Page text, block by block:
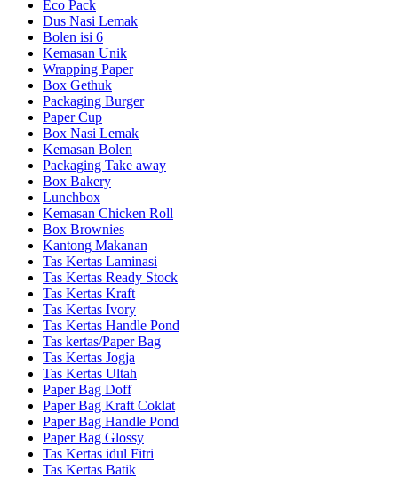
Eco Pack
Dus Nasi Lemak
Bolen isi 6
Kemasan Unik
Wrapping Paper
Box Gethuk
Packaging Burger
Paper Cup
Box Nasi Lemak
Kemasan Bolen
Packaging Take away
Box Bakery
Lunchbox
Kemasan Chicken Roll
Box Brownies
Kantong Makanan
Tas Kertas Laminasi
Tas Kertas Ready Stock
Tas Kertas Kraft
Tas Kertas Ivory
Tas Kertas Handle Pond
Tas kertas/Paper Bag
Tas Kertas Jogja
Tas Kertas Ultah
Paper Bag Doff
Paper Bag Kraft Coklat
Paper Bag Handle Pond
Paper Bag Glossy
Tas Kertas idul Fitri
Tas Kertas Batik